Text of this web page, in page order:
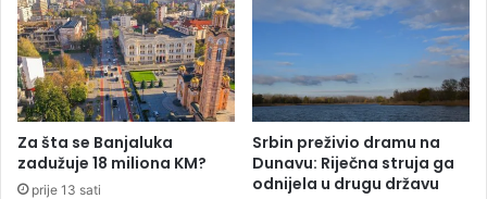
d
r
š
k
u
p
r
o
c
e
u
t
r
c
i
z
Za šta se Banjaluka
zadužuje 18 miliona KM?
prije 13 sati
Srbin preživio dramu na
Dunavu: Riječna struja ga
odnijela u drugu državu